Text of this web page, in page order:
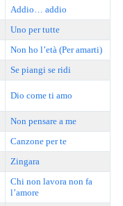
Addio… addio
Uno per tutte
Non ho l’età (Per amarti)
Se piangi se ridi
Dio come ti amo
Non pensare a me
Canzone per te
Zingara
Chi non lavora non fa
l’amore